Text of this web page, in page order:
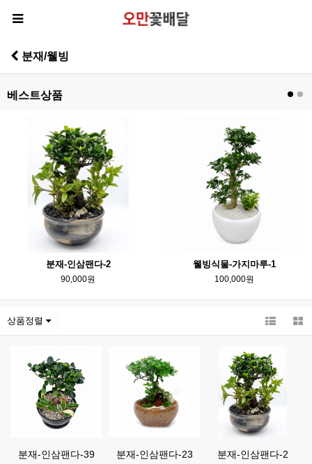
분재/웰빙
베스트상품
분재-인삼팬다-2
90,000원
웰빙식물-가지마루-1
100,000원
상품정렬
분재-인삼팬다-39 분재-인삼팬다-23 분재-인삼팬다-2